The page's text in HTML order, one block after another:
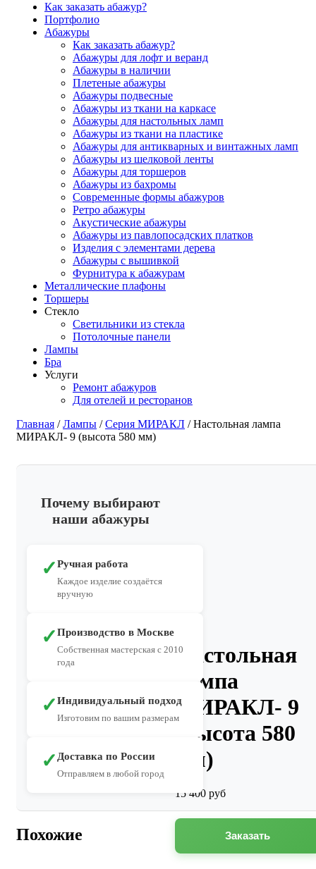
Как заказать абажур?
Портфолио
Абажуры
Как заказать абажур?
Абажуры для лофт и веранд
Абажуры в наличии
Плетеные абажуры
Абажуры подвесные
Абажуры из ткани на каркасе
Абажуры для настольных ламп
Абажуры из ткани на пластике
Абажуры для антикварных и винтажных ламп
Абажуры из шелковой ленты
Абажуры для торшеров
Абажуры из бахромы
Современные формы абажуров
Ретро абажуры
Акустические абажуры
Абажуры из павлопосадских платков
Изделия с элементами дерева
Абажуры с вышивкой
Фурнитура к абажурам
Металлические плафоны
Торшеры
Стекло
Светильники из стекла
Потолочные панели
Лампы
Бра
Услуги
Ремонт абажуров
Для отелей и ресторанов
Главная /Лампы /Серия МИРАКЛ / Настольная лампа
МИРАКЛ- 9 (высота 580 мм)
Настольная
лампа
МИРАКЛ- 9
(высота 580
мм)
15 400 руб
Заказать
Почему выбирают
наши абажуры
✓Ручная работа
Каждое изделие создаётся
вручную
✓Производство в Москве
Собственная мастерская с 2010
года
✓Индивидуальный подход
Изготовим по вашим размерам
✓ Доставка по России
Отправляем в любой город
Похожие